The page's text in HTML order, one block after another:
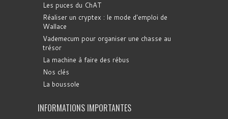
Les puces du ChAT
Réaliser un cryptex : le mode d'emploi de
Wallace
Vademecum pour organiser une chasse au
trésor
La machine à faire des rébus
Nos clés
La boussole
INFORMATIONS IMPORTANTES